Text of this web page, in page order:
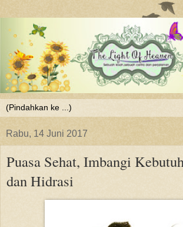
Rabu, 14 Juni 2017
Puasa Sehat, Imbangi
dan Hidrasi